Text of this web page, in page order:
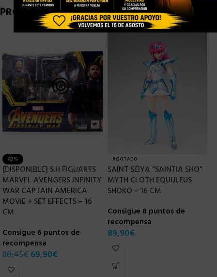
PRODUCTOS RELACIONADOS
-13%
[DISPONIBLE] S.H FIGUARTS
MARVEL AVENGERS INFINITY
WAR CAPTAIN AMERICA
MOVIE + SET EFFECTS – 16
CM
Consigue 6 puntos de
recompensa
80,45€ 69,90€
AGOTADO
SAINT SEIYA “SAINTIA SHO”
MYTH CLOTH EQUULEUS
SHOKO – 16 CM
Consigue 8 puntos de
recompensa
89,90€